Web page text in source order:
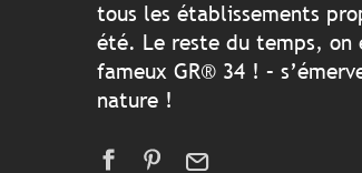
tous les établissements
été. Le reste du temps, on
fameux GR® 34 ! –
nature !